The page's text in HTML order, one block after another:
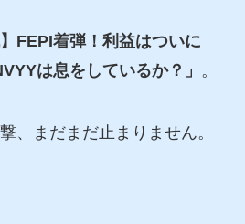
】FEPI着弾！利益はついに
は息をしているか？」 。
、まだまだ止まりません。